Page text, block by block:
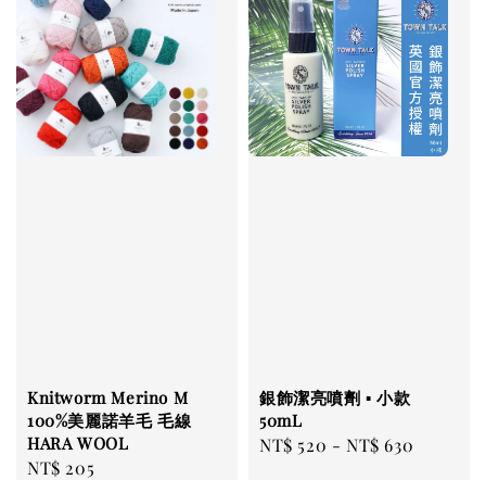
Knitworm Merino M
100%美麗諾羊毛 毛線
HARA WOOL
Regular
NT$ 205
銀飾潔亮噴劑 ▪ 小款
50mL
Regular
NT$ 520 -NT$ 630